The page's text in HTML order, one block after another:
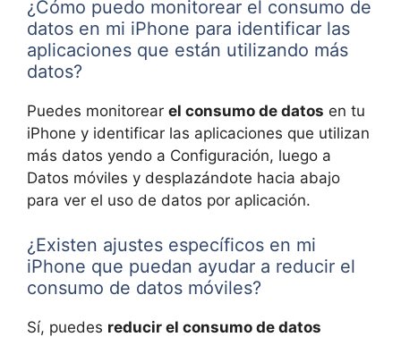
¿Cómo puedo monitorear el consumo de
datos en mi iPhone para identificar las
aplicaciones que están utilizando más
datos?
Puedes monitorear el consumo de datos en tu
iPhone y identificar las aplicaciones que utilizan
más datos yendo a Configuración, luego a
Datos móviles y desplazándote hacia abajo
para ver el uso de datos por aplicación.
¿Existen ajustes específicos en mi
iPhone que puedan ayudar a reducir el
consumo de datos móviles?
Sí, puedes reducir el consumo de datos